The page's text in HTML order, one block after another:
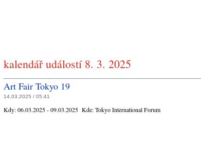
kalendář událostí 8. 3. 2025
Art Fair Tokyo 19
14.03.2025 / 05:41
Kdy:06.03.2025 - 09.03.2025 Kde:Tokyo International Forum